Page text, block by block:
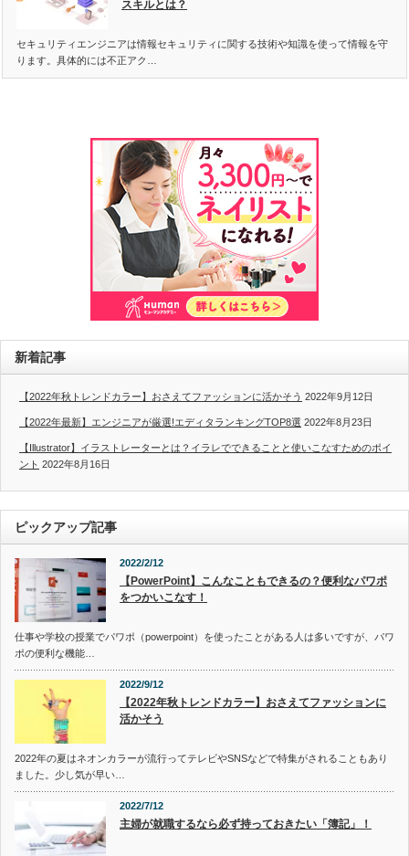
スキルとは？
セキュリティエンジニアは情報セキュリティに関する技術や知識を使って情報を守
ります。具体的には不正アク…
新着記事
【2022年秋トレンドカラー】おさえてファッションに活かそう 2022年9月12日
【2022年最新】エンジニアが厳選!エディタランキングTOP8選 2022年8月23日
【Illustrator】イラストレーターとは？イラレでできることと使いこなすためのポイ
ント 2022年8月16日
ピックアップ記事
2022/2/12
【PowerPoint】こんなこともできるの？便利なパワポ
をつかいこなす！
仕事や学校の授業でパワポ（powerpoint）を使ったことがある人は多いですが、パワ
ポの便利な機能…
2022/9/12
【2022年秋トレンドカラー】おさえてファッションに
活かそう
2022年の夏はネオンカラーが流行ってテレビやSNSなどで特集がされることもあり
ました。少し気が早い…
2022/7/12
主婦が就職するなら必ず持っておきたい「簿記」！